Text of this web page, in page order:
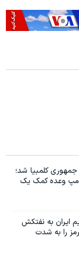
کلمبیا شد؛
وعده کمک یک
ایران به نفتکش
را به‌ شدت